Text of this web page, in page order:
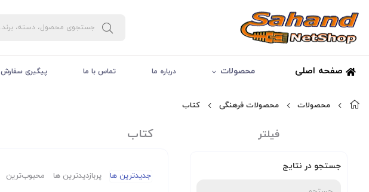
صفحه اصلی محصولات درباره ما تماس با ما پیگیری سفارش
محصولات محصولات فرهنگی کتاب
فیلتر
جستجو در نتایج
کتاب
جدیدترین ها پربازدیدترین ها محبوب‌‌ترین